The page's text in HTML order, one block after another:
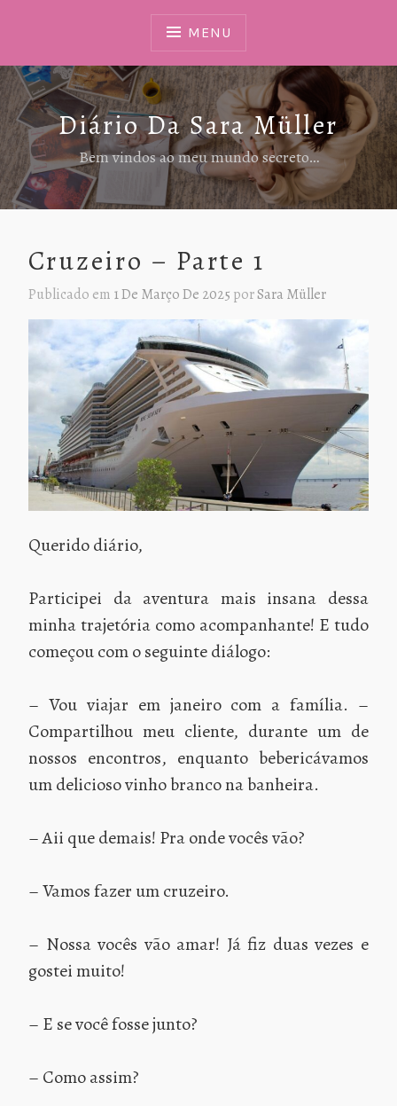
MENU
Diário Da Sara Müller
Bem vindos ao meu mundo secreto…
Cruzeiro – Parte 1
Publicado em 1 De Março De 2025 porSara Müller
Querido diário,
Participei da aventura mais insana dessa
minha trajetória como acompanhante! E tudo
começou com o seguinte diálogo:
– Vou viajar em janeiro com a família. –
Compartilhou meu cliente, durante um de
nossos encontros, enquanto bebericávamos
um delicioso vinho branco na banheira.
– Aii que demais! Pra onde vocês vão?
– Vamos fazer um cruzeiro.
– Nossa vocês vão amar! Já fiz duas vezes e
gostei muito!
– E se você fosse junto?
– Como assim?